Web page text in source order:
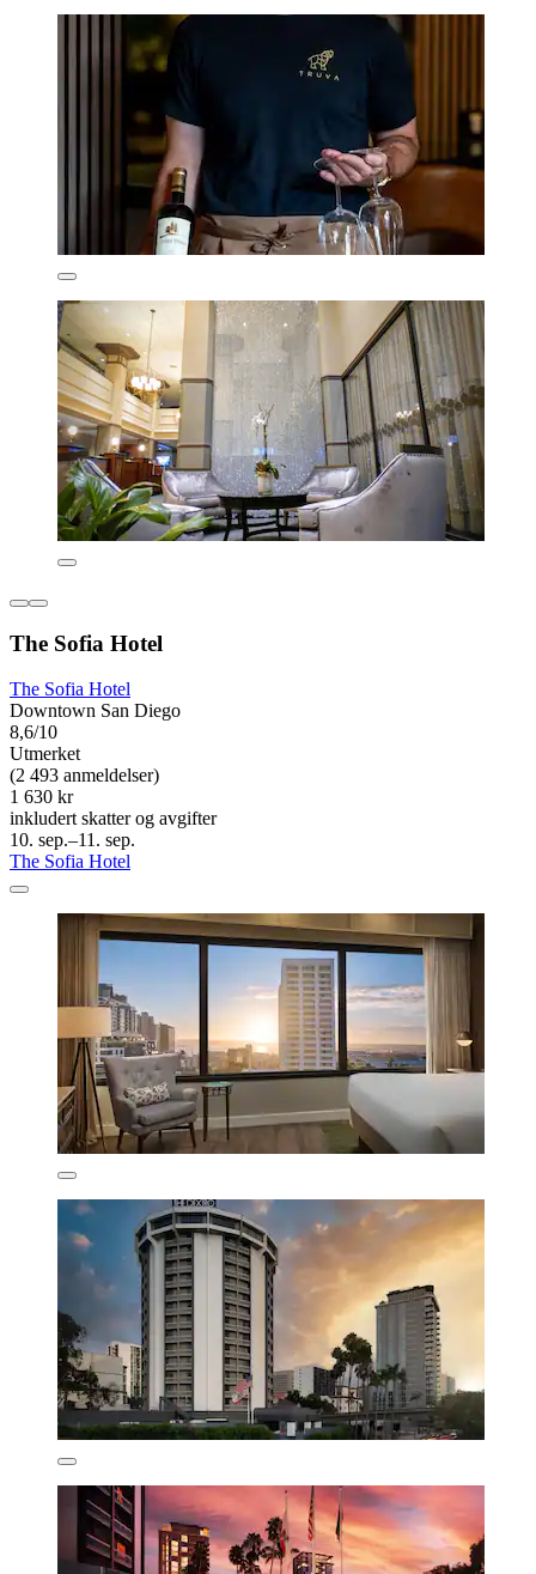
The Sofia Hotel
The Sofia Hotel
Downtown San Diego
8,6/10
Utmerket
(2 493 anmeldelser)
1 630 kr
inkludert skatter og avgifter
10. sep.–11. sep.
The Sofia Hotel